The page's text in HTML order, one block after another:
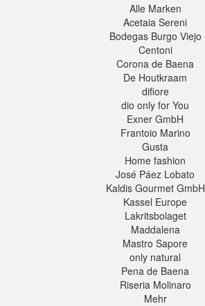
Alle Marken
Acetaia Sereni
Bodegas Burgo Viejo
Centoni
Corona de Baena
De Houtkraam
difiore
dio only for You
Exner GmbH
Frantoio Marino
Gusta
Home fashion
José Páez Lobato
Kaldis Gourmet GmbH
Kassel Europe
Lakritsbolaget
Maddalena
Mastro Sapore
only natural
Pena de Baena
Riseria Molinaro
Mehr